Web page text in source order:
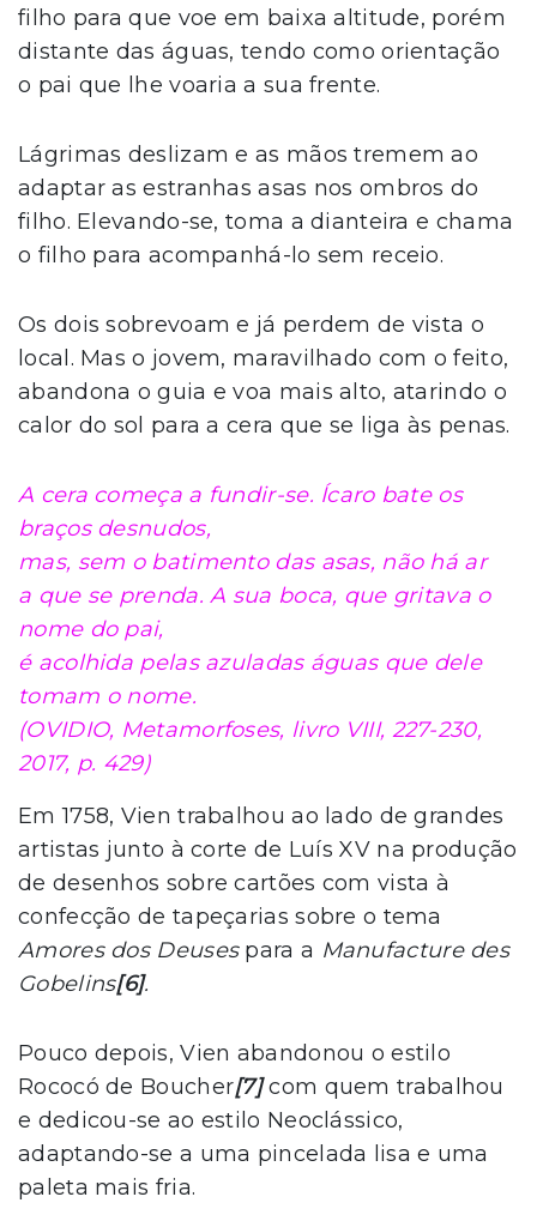
filho para que voe em baixa altitude, porém
distante das águas, tendo como orientação
o pai que lhe voaria a sua frente.
Lágrimas deslizam e as mãos tremem ao
adaptar as estranhas asas nos ombros do
filho. Elevando-se, toma a dianteira e chama
o filho para acompanhá-lo sem receio.
Os dois sobrevoam e já perdem de vista o
local. Mas o jovem, maravilhado com o feito,
abandona o guia e voa mais alto, atarindo o
calor do sol para a cera que se liga às penas.
A cera começa a fundir-se. Ícaro bate os
braços desnudos,
mas, sem o batimento das asas, não há ar
a que se prenda. A sua boca, que gritava o
nome do pai,
é acolhida pelas azuladas águas que dele
tomam o nome.
(OVIDIO, Metamorfoses, livro VIII, 227-230,
2017, p. 429)
Em 1758, Vien trabalhou ao lado de grandes
artistas junto à corte de Luís XV na produção
de desenhos sobre cartões com vista à
confecção de tapeçarias sobre o tema
Amores dos Deuses para a Manufacture des
Gobelins[6].
Pouco depois, Vien abandonou o estilo
Rococó de Boucher[7]com quem trabalhou
e dedicou-se ao estilo Neoclássico,
adaptando-se a uma pincelada lisa e uma
paleta mais fria.